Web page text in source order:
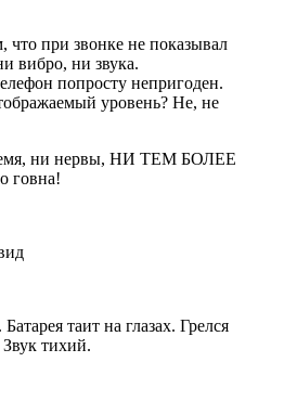
при звонке не показывал
ни звука.
попросту непригоден.
уровень? Не, не
ни нервы, НИ ТЕМ БОЛЕЕ
говна!
таит на глазах. Грелся
тихий.